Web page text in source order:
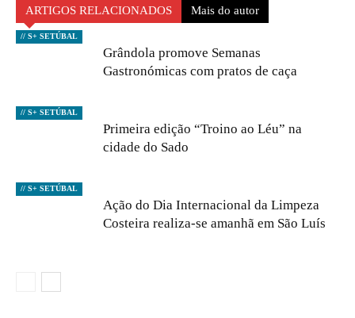
ARTIGOS RELACIONADOS Mais do autor
// S+ SETÚBAL
Grândola promove Semanas
Gastronómicas com pratos de caça
// S+ SETÚBAL
Primeira edição “Troino ao Léu” na
cidade do Sado
// S+ SETÚBAL
Ação do Dia Internacional da Limpeza
Costeira realiza-se amanhã em São Luís